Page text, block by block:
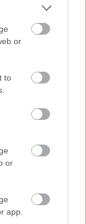
or
to
or
app.
nála
a
neki az
azon,
a céljainkat.
belátná, hogy a
szabad a